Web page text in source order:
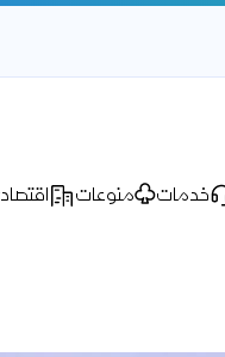
خدمات منوعات اقتصاد